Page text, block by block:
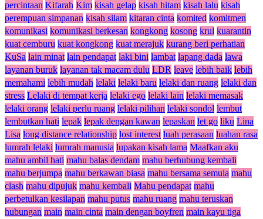
percintaan Kifarah Kim kisah gelap kisah hitam kisah lalu kisah
perempuan simpanan kisah silam kitaran cinta komited komitmen
komunikasi komunikasi berkesan kongkong kosong krul kuarantin
kuat cemburu kuat kongkong kuat merajuk kurang beri perhatian
KuSa lain minat lain pendapat laki bini lambat lapang dada lawa
layanan buruk layanan tak macam dulu LDR leave lebih baik lebih
memahami lebih mudah lelaki lelaki baru lelaki dan ruang lelaki dan
stress Lelaki di tempat kerja lelaki ego lelaki lain lelaki memasak
lelaki orang lelaki perlu ruang lelaki pilihan lelaki sondol lembut
lembutkan hati lepak lepak dengan kawan lepaskan let go liku Lina
Lisa long distance relationship lost interest luah perasaan luahan rasa
lumrah lelaki lumrah manusia lupakan kisah lama Maafkan aku
mahu ambil hati mahu balas dendam mahu berhubung kembali
mahu berjumpa mahu berkawan biasa mahu bersama semula mahu
clash mahu dipujuk mahu kembali Mahu pendapat mahu
perbetulkan kesilapan mahu putus mahu ruang mahu teruskan
hubungan main main cinta main dengan boyfren main kayu tiga